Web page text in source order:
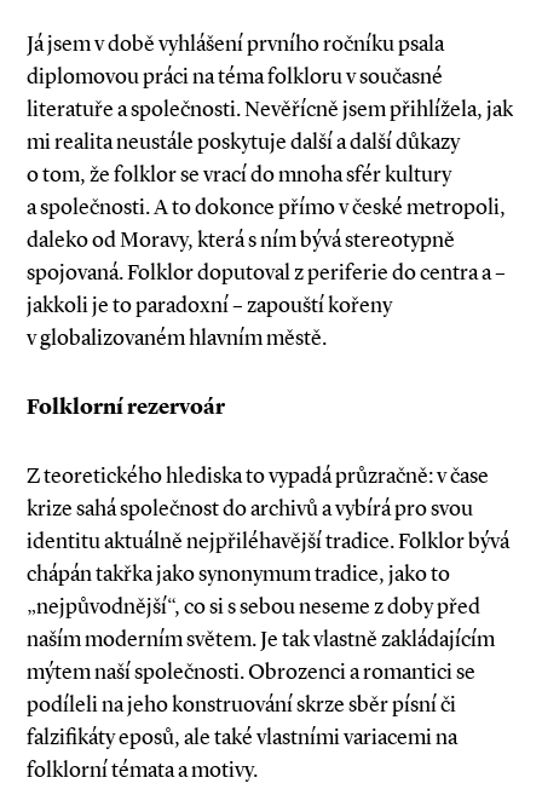
Já jsem v době vyhlášení prvního ročníku psala
diplomovou práci na téma folkloru v současné
literatuře a společnosti. Nevěřícně jsem přihlížela, jak
mi realita neustále poskytuje další a další důkazy
o tom, že folklor se vrací do mnoha sfér kultury
a společnosti. A to dokonce přímo v české metropoli,
daleko od Moravy, která s ním bývá stereotypně
spojovaná. Folklor doputoval z periferie do centra a –
jakkoli je to paradoxní – zapouští kořeny
v globalizovaném hlavním městě.
Folklorní rezervoár
Z teoretického hlediska to vypadá průzračně: v čase
krize sahá společnost do archivů a vybírá pro svou
identitu aktuálně nejpřiléhavější tradice. Folklor bývá
chápán takřka jako synonymum tradice, jako to
„nejpůvodnější“, co si s sebou neseme z doby před
naším moderním světem. Je tak vlastně zakládajícím
mýtem naší společnosti. Obrozenci a romantici se
podíleli na jeho konstruování skrze sběr písní či
falzifikáty eposů, ale také vlastními varia­­cemi na
folklorní témata a motivy.